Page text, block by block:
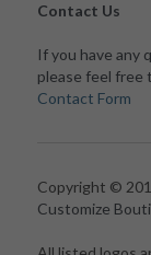
Contact Us
If you have any
Contact Form
Copyright ©
Customize